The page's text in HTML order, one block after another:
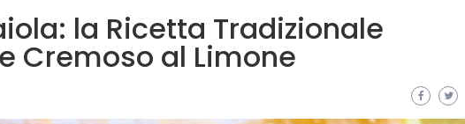
la Ricetta Tradizionale
Cremoso al Limone